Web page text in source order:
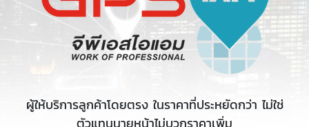
ผู้ให้บริการลูกค้าโดยตรง ในราคาที่ประหยัดกว่า ไม่ใช่
ตัวแทนนายหน้าไม่บวกราคาเพิ่ม